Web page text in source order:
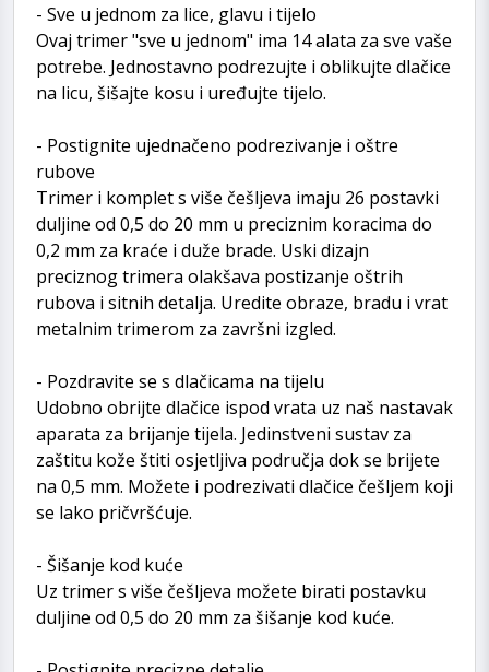
- Sve u jednom za lice, glavu i tijelo
Ovaj trimer "sve u jednom" ima 14 alata za sve vaše
potrebe. Jednostavno podrezujte i oblikujte dlačice
na licu, šišajte kosu i uređujte tijelo.
- Postignite ujednačeno podrezivanje i oštre
rubove
Trimer i komplet s više češljeva imaju 26 postavki
duljine od 0,5 do 20 mm u preciznim koracima do
0,2 mm za kraće i duže brade. Uski dizajn
preciznog trimera olakšava postizanje oštrih
rubova i sitnih detalja. Uredite obraze, bradu i vrat
metalnim trimerom za završni izgled.
- Pozdravite se s dlačicama na tijelu
Udobno obrijte dlačice ispod vrata uz naš nastavak
aparata za brijanje tijela. Jedinstveni sustav za
zaštitu kože štiti osjetljiva područja dok se brijete
na 0,5 mm. Možete i podrezivati dlačice češljem koji
se lako pričvršćuje.
- Šišanje kod kuće
Uz trimer s više češljeva možete birati postavku
duljine od 0,5 do 20 mm za šišanje kod kuće.